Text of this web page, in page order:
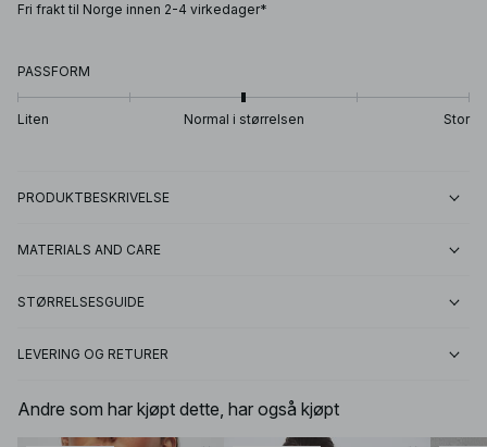
Fri frakt til Norge innen 2-4 virkedager*
PASSFORM
Liten Normal i størrelsen Stor
PRODUKTBESKRIVELSE
MATERIALS AND CARE
STØRRELSESGUIDE
LEVERING OG RETURER
Andre som har kjøpt dette, har også kjøpt